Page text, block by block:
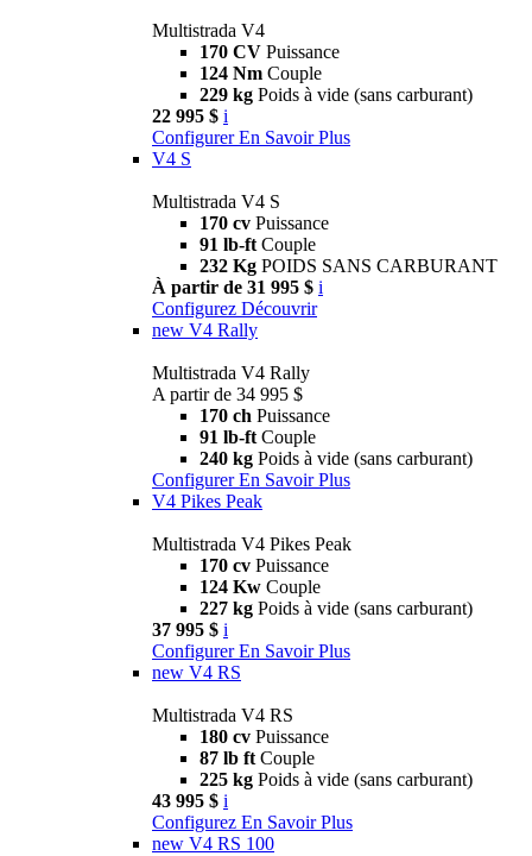
Multistrada V4
170 CV Puissance
124 Nm Couple
229 kg Poids à vide (sans carburant)
22 995 $ i
Configurer En Savoir Plus
V4 S
Multistrada V4 S
170 cv Puissance
91 lb-ft Couple
232 Kg POIDS SANS CARBURANT
À partir de 31 995 $ i
Configurez Découvrir
new V4 Rally
Multistrada V4 Rally
A partir de 34 995 $
170 ch Puissance
91 lb-ft Couple
240 kg Poids à vide (sans carburant)
Configurer En Savoir Plus
V4 Pikes Peak
Multistrada V4 Pikes Peak
170 cv Puissance
124 Kw Couple
227 kg Poids à vide (sans carburant)
37 995 $ i
Configurer En Savoir Plus
new V4 RS
Multistrada V4 RS
180 cv Puissance
87 lb ft Couple
225 kg Poids à vide (sans carburant)
43 995 $ i
Configurez En Savoir Plus
new V4 RS 100